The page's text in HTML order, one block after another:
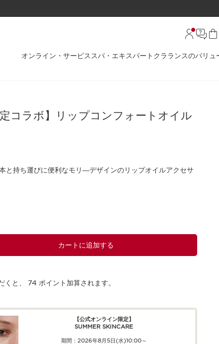
オンライン・サービス スパ・エキスパート クラランスのバリュ
コラボ】リップコンフォートオイル
と持ち運びに便利なモリ―デザインのリップオイルアクセサ
カートに追加する
くと、 74 ポイント加算されます。
【公式オンライン限定】​​
SUMMER SKINCARE
期間：2026年8月5日(水)10:00～